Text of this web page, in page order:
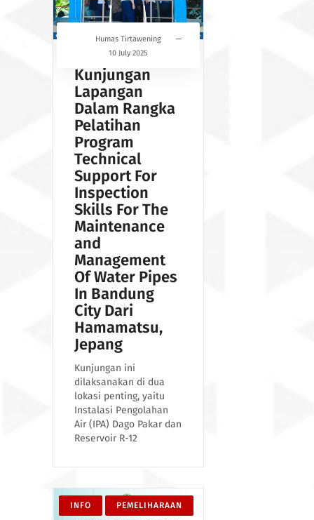
Humas Tirtawening
10 July 2025
Kunjungan
Lapangan
Dalam Rangka
Pelatihan
Program
Technical
Support For
Inspection
Skills For The
Maintenance
and
Management
Of Water Pipes
In Bandung
City Dari
Hamamatsu,
Jepang
Kunjungan ini
dilaksanakan di dua
lokasi penting, yaitu
Instalasi Pengolahan
Air (IPA) Dago Pakar dan
Reservoir R-12
INFO PEMELIHARAAN